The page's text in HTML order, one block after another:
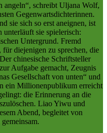
angeln“, schreibt Uljana Wolf,
Gegenwartsdichterinnen.
sie sich so erst aneignen, ist
unterläuft sie spielerisch:
Untergrund. Fremd
für diejenigen zu sprechen, die
chinesische Schriftsteller
Aufgabe gemacht, Zeugnis
Gesellschaft von unten“ und
ein Millionenpublikum erreicht
die Erinnerung an die
Liao Yiwu und
Abend, begleitet von